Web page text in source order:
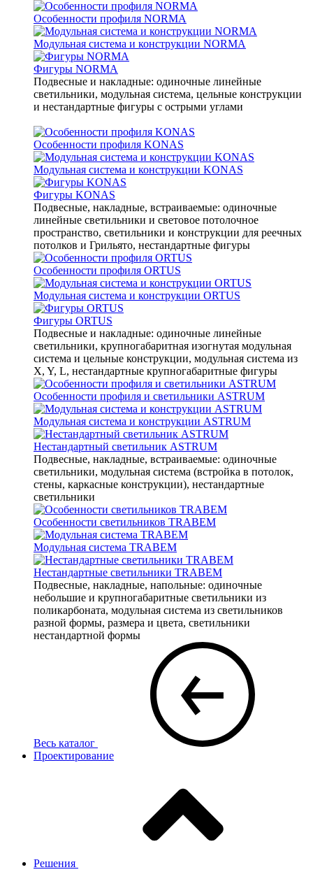
Особенности профиля NORMA
Модульная система и конструкции NORMA
Фигуры NORMA
Подвесные и накладные: одиночные линейные
светильники, модульная система, цельные конструкции
и нестандартные фигуры с острыми углами
Особенности профиля KONAS
Модульная система и конструкции KONAS
Фигуры KONAS
Подвесные, накладные, встраиваемые: одиночные
линейные светильники и световое потолочное
пространство, светильники и конструкции для реечных
потолков и Грильято, нестандартные фигуры
Особенности профиля ORTUS
Модульная система и конструкции ORTUS
Фигуры ORTUS
Подвесные и накладные: одиночные линейные
светильники, крупногабаритная изогнутая модульная
система и цельные конструкции, модульная система из
X, Y, L, нестандартные крупногабаритные фигуры
Особенности профиля и светильники ASTRUM
Модульная система и конструкции ASTRUM
Нестандартный светильник ASTRUM
Подвесные, накладные, встраиваемые: одиночные
светильники, модульная система (встройка в потолок,
стены, каркасные конструкции), нестандартные
светильники
Особенности светильников TRABEM
Модульная система TRABEM
Нестандартные светильники TRABEM
Подвесные, накладные, напольные: одиночные
небольшие и крупногабаритные светильники из
поликарбоната, модульная система из светильников
разной формы, размера и цвета, светильники
нестандартной формы
Весь каталог
Проектирование
Решения